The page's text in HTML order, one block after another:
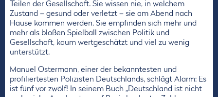
Teilen der Gesellschaft. Sie wissen nie, in welchem
Zustand – gesund oder verletzt – sie am Abend nach
Hause kommen werden. Sie empfinden sich mehr und
mehr als bloßen Spielball zwischen Politik und
Gesellschaft, kaum wertgeschätzt und viel zu wenig
unterstützt.
Manuel Ostermann, einer der bekanntesten und
profiliertesten Polizisten Deutschlands, schlägt Alarm: Es
ist fünf vor zwölf! In seinem Buch „Deutschland ist nicht